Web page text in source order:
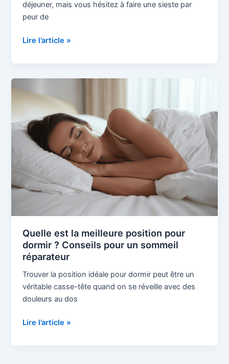
déjeuner, mais vous hésitez à faire une sieste par
peur de
Lire l’article »
Quelle est la meilleure position pour
dormir ? Conseils pour un sommeil
réparateur
Trouver la position idéale pour dormir peut être un
véritable casse-tête quand on se réveille avec des
douleurs au dos
meilleure
position
pour
?
Conseils
pour
réparateur
Lire l’article »